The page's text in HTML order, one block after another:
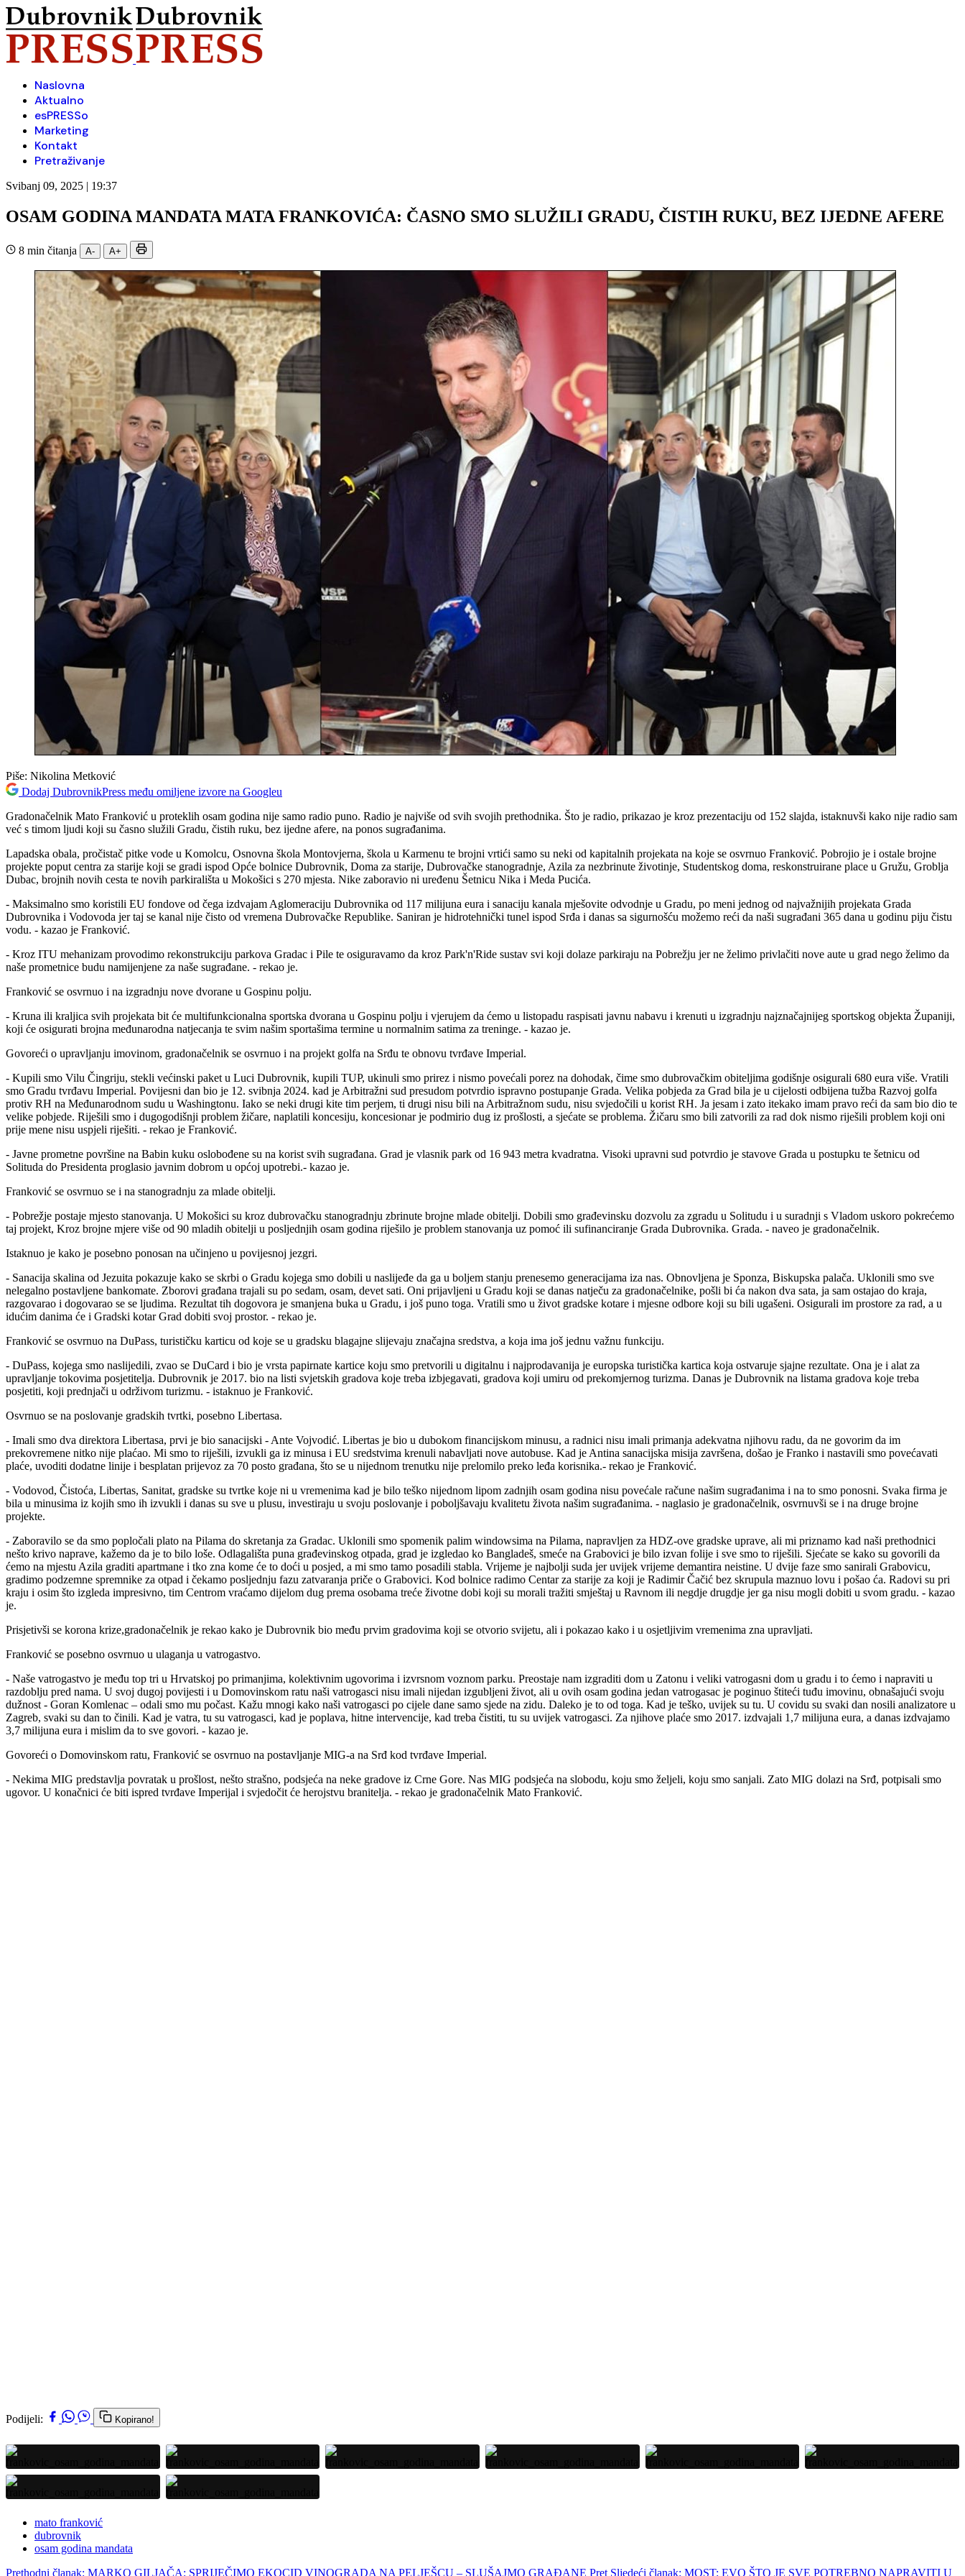
Naslovna
Aktualno
esPRESSo
Marketing
Kontakt
Pretraživanje
Svibanj 09, 2025 | 19:37
OSAM GODINA MANDATA MATA FRANKOVIĆA: ČASNO SMO SLUŽILI GRADU, ČISTIH RUKU, BEZ IJEDNE AFERE
8 min čitanja A- A+
Piše: Nikolina Metković
Dodaj DubrovnikPress među omiljene izvore na Googleu
Gradonačelnik Mato Franković u proteklih osam godina nije samo radio puno. Radio je najviše od svih svojih prethodnika. Što je radio, prikazao je kroz prezentaciju od 152 slajda, istaknuvši kako nije radio sam
već s timom ljudi koji su časno služili Gradu, čistih ruku, bez ijedne afere, na ponos sugrađanima.
Lapadska obala, pročistač pitke vode u Komolcu, Osnovna škola Montovjerna, škola u Karmenu te brojni vrtići samo su neki od kapitalnih projekata na koje se osvrnuo Franković. Pobrojio je i ostale brojne
projekte poput centra za starije koji se gradi ispod Opće bolnice Dubrovnik, Doma za starije, Dubrovačke stanogradnje, Azila za nezbrinute životinje, Studentskog doma, reskonstruirane place u Gružu, Groblja
Dubac, brojnih novih cesta te novih parkirališta u Mokošici s 270 mjesta. Nike zaboravio ni uređenu Šetnicu Nika i Meda Pucića.
- Maksimalno smo koristili EU fondove od čega izdvajam Aglomeraciju Dubrovnika od 117 milijuna eura i sanaciju kanala mješovite odvodnje u Gradu, po meni jednog od najvažnijih projekata Grada
Dubrovnika i Vodovoda jer taj se kanal nije čisto od vremena Dubrovačke Republike. Saniran je hidrotehnički tunel ispod Srđa i danas sa sigurnošću možemo reći da naši sugrađani 365 dana u godinu piju čistu
vodu. - kazao je Franković.
- Kroz ITU mehanizam provodimo rekonstrukciju parkova Gradac i Pile te osiguravamo da kroz Park'n'Ride sustav svi koji dolaze parkiraju na Pobrežju jer ne želimo privlačiti nove aute u grad nego želimo da
naše prometnice budu namijenjene za naše sugrađane. - rekao je.
Franković se osvrnuo i na izgradnju nove dvorane u Gospinu polju.
- Kruna ili kraljica svih projekata bit će multifunkcionalna sportska dvorana u Gospinu polju i vjerujem da ćemo u listopadu raspisati javnu nabavu i krenuti u izgradnju najznačajnijeg sportskog objekta Županiji,
koji će osigurati brojna međunarodna natjecanja te svim našim sportašima termine u normalnim satima za treninge. - kazao je.
Govoreći o upravljanju imovinom, gradonačelnik se osvrnuo i na projekt golfa na Srđu te obnovu tvrđave Imperial.
- Kupili smo Vilu Čingriju, stekli većinski paket u Luci Dubrovnik, kupili TUP, ukinuli smo prirez i nismo povećali porez na dohodak, čime smo dubrovačkim obiteljima godišnje osigurali 680 eura više. Vratili
smo Gradu tvrđavu Imperial. Povijesni dan bio je 12. svibnja 2024. kad je Arbitražni sud presudom potvrdio ispravno postupanje Grada. Velika pobjeda za Grad bila je u cijelosti odbijena tužba Razvoj golfa
protiv RH na Međunarodnom sudu u Washingtonu. Iako se neki drugi kite tim perjem, ti drugi nisu bili na Arbitražnom sudu, nisu svjedočili u korist RH. Ja jesam i zato itekako imam pravo reći da sam bio dio te
velike pobjede. Riješili smo i dugogodišnji problem žičare, naplatili koncesiju, koncesionar je podmirio dug iz prošlosti, a sjećate se problema. Žičaru smo bili zatvorili za rad dok nismo riješili problem koji oni
prije mene nisu uspjeli riješiti. - rekao je Franković.
- Javne prometne površine na Babin kuku oslobođene su na korist svih sugrađana. Grad je vlasnik park od 16 943 metra kvadratna. Visoki upravni sud potvrdio je stavove Grada u postupku te šetnicu od
Solituda do Presidenta proglasio javnim dobrom u općoj upotrebi.- kazao je.
Franković se osvrnuo se i na stanogradnju za mlade obitelji.
- Pobrežje postaje mjesto stanovanja. U Mokošici su kroz dubrovačku stanogradnju zbrinute brojne mlade obitelji. Dobili smo građevinsku dozvolu za zgradu u Solitudu i u suradnji s Vladom uskoro pokrećemo
taj projekt, Kroz brojne mjere više od 90 mladih obitelji u posljednjih osam godina riješilo je problem stanovanja uz pomoć ili sufinanciranje Grada Dubrovnika. Grada. - naveo je gradonačelnik.
Istaknuo je kako je posebno ponosan na učinjeno u povijesnoj jezgri.
- Sanacija skalina od Jezuita pokazuje kako se skrbi o Gradu kojega smo dobili u naslijeđe da ga u boljem stanju prenesemo generacijama iza nas. Obnovljena je Sponza, Biskupska palača. Uklonili smo sve
nelegalno postavljene bankomate. Zborovi građana trajali su po sedam, osam, devet sati. Oni prijavljeni u Gradu koji se danas natječu za gradonačelnike, pošli bi ća nakon dva sata, ja sam ostajao do kraja,
razgovarao i dogovarao se se ljudima. Rezultat tih dogovora je smanjena buka u Gradu, i još puno toga. Vratili smo u život gradske kotare i mjesne odbore koji su bili ugašeni. Osigurali im prostore za rad, a u
idućim danima će i Gradski kotar Grad dobiti svoj prostor. - rekao je.
Franković se osvrnuo na DuPass, turističku karticu od koje se u gradsku blagajne slijevaju značajna sredstva, a koja ima još jednu važnu funkciju.
- DuPass, kojega smo naslijedili, zvao se DuCard i bio je vrsta papirnate kartice koju smo pretvorili u digitalnu i najprodavanija je europska turistička kartica koja ostvaruje sjajne rezultate. Ona je i alat za
upravljanje tokovima posjetitelja. Dubrovnik je 2017. bio na listi svjetskih gradova koje treba izbjegavati, gradova koji umiru od prekomjernog turizma. Danas je Dubrovnik na listama gradova koje treba
posjetiti, koji prednjači u održivom turizmu. - istaknuo je Franković.
Osvrnuo se na poslovanje gradskih tvrtki, posebno Libertasa.
- Imali smo dva direktora Libertasa, prvi je bio sanacijski - Ante Vojvodić. Libertas je bio u dubokom financijskom minusu, a radnici nisu imali primanja adekvatna njihovu radu, da ne govorim da im
prekovremene nitko nije plaćao. Mi smo to riješili, izvukli ga iz minusa i EU sredstvima krenuli nabavljati nove autobuse. Kad je Antina sanacijska misija završena, došao je Franko i nastavili smo povećavati
plaće, uvoditi dodatne linije i besplatan prijevoz za 70 posto građana, što se u nijednom trenutku nije prelomilo preko leđa korisnika.- rekao je Franković.
- Vodovod, Čistoća, Libertas, Sanitat, gradske su tvrtke koje ni u vremenima kad je bilo teško nijednom lipom zadnjih osam godina nisu povećale račune našim sugrađanima i na to smo ponosni. Svaka firma je
bila u minusima iz kojih smo ih izvukli i danas su sve u plusu, investiraju u svoju poslovanje i poboljšavaju kvalitetu života našim sugrađanima. - naglasio je gradonačelnik, osvrnuvši se i na druge brojne
projekte.
- Zaboravilo se da smo popločali plato na Pilama do skretanja za Gradac. Uklonili smo spomenik palim windowsima na Pilama, napravljen za HDZ-ove gradske uprave, ali mi priznamo kad naši prethodnici
nešto krivo naprave, kažemo da je to bilo loše. Odlagališta puna građevinskog otpada, grad je izgledao ko Bangladeš, smeće na Grabovici je bilo izvan folije i sve smo to riješili. Sjećate se kako su govorili da
ćemo na mjestu Azila graditi apartmane i tko zna kome će to doći u posjed, a mi smo tamo posadili stabla. Vrijeme je najbolji suda jer uvijek vrijeme demantira neistine. U dvije faze smo sanirali Grabovicu,
gradimo podzemne spremnike za otpad i čekamo posljednju fazu zatvaranja priče o Grabovici. Kod bolnice radimo Centar za starije za koji je Radimir Čačić bez skrupula maznuo lovu i pošao ća. Radovi su pri
kraju i osim što izgleda impresivno, tim Centrom vraćamo dijelom dug prema osobama treće životne dobi koji su morali tražiti smještaj u Ravnom ili negdje drugdje jer ga nisu mogli dobiti u svom gradu. - kazao
je.
Prisjetivši se korona krize,gradonačelnik je rekao kako je Dubrovnik bio među prvim gradovima koji se otvorio svijetu, ali i pokazao kako i u osjetljivim vremenima zna upravljati.
Franković se posebno osvrnuo u ulaganja u vatrogastvo.
- Naše vatrogastvo je među top tri u Hrvatskoj po primanjima, kolektivnim ugovorima i izvrsnom voznom parku. Preostaje nam izgraditi dom u Zatonu i veliki vatrogasni dom u gradu i to ćemo i napraviti u
razdoblju pred nama. U svoj dugoj povijesti i u Domovinskom ratu naši vatrogasci nisu imali nijedan izgubljeni život, ali u ovih osam godina jedan vatrogasac je poginuo štiteći tuđu imovinu, obnašajući svoju
dužnost - Goran Komlenac – odali smo mu počast. Kažu mnogi kako naši vatrogasci po cijele dane samo sjede na zidu. Daleko je to od toga. Kad je teško, uvijek su tu. U covidu su svaki dan nosili analizatore u
Zagreb, svaki su dan to činili. Kad je vatra, tu su vatrogasci, kad je poplava, hitne intervencije, kad treba čistiti, tu su uvijek vatrogasci. Za njihove plaće smo 2017. izdvajali 1,7 milijuna eura, a danas izdvajamo
3,7 milijuna eura i mislim da to sve govori. - kazao je.
Govoreći o Domovinskom ratu, Franković se osvrnuo na postavljanje MIG-a na Srđ kod tvrđave Imperial.
- Nekima MIG predstavlja povratak u prošlost, nešto strašno, podsjeća na neke gradove iz Crne Gore. Nas MIG podsjeća na slobodu, koju smo željeli, koju smo sanjali. Zato MIG dolazi na Srđ, potpisali smo
ugovor. U konačnici će biti ispred tvrđave Imperijal i svjedočit će herojstvu branitelja. - rekao je gradonačelnik Mato Franković.
Podijeli: Kopirano!
mato franković
dubrovnik
osam godina mandata
Prethodni članak: MARKO GILJAČA: SPRIJEČIMO EKOCID VINOGRADA NA PELJEŠCU – SLUŠAJMO GRAĐANE Pret Sljedeći članak: MOST: EVO ŠTO JE SVE POTREBNO NAPRAVITI U